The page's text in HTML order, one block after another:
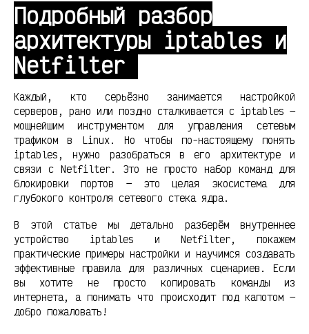
Подробный разбор
архитектуры iptables и
Netfilter
Каждый, кто серьёзно занимается настройкой
серверов, рано или поздно сталкивается с iptables —
мощнейшим инструментом для управления сетевым
трафиком в Linux. Но чтобы по-настоящему понять
iptables, нужно разобраться в его архитектуре и
связи с Netfilter. Это не просто набор команд для
блокировки портов — это целая экосистема для
глубокого контроля сетевого стека ядра.
В этой статье мы детально разберём внутреннее
устройство iptables и Netfilter, покажем
практические примеры настройки и научимся создавать
эффективные правила для различных сценариев. Если
вы хотите не просто копировать команды из
интернета, а понимать что происходит под капотом —
добро пожаловать!